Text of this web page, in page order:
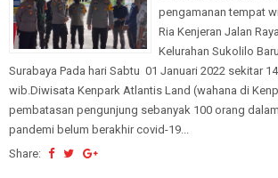
pengamanan tempat
Ria Kenjeran Jalan
Kelurahan Sukolilo
Surabaya Pada hari Sabtu 01 Januari 2022 sekitar
wib.Diwisata Kenpark Atlantis Land (wahana di
pembatasan pengunjung sebanyak 100 orang
pandemi belum berakhir covid-19...
Share: